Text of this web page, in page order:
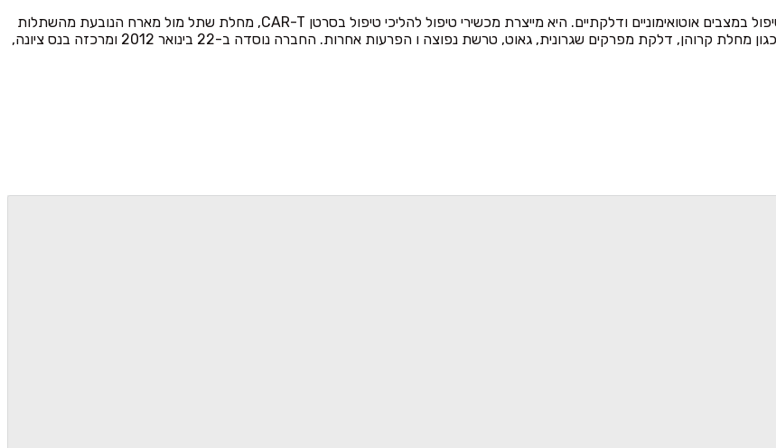
Enlivex Therapeutics Ltd מפתחת צינור תרופות אוטולוגיות ואלוגניות לטיפול במצבים אוטואימוניים ודלקתיים. היא מייצרת מכשירי טיפול להליכי טיפול בסרטן CAR-T, מחלת שתל מול מארח הנובעת מהשתלות
מח עצם, השתלות איברים מוצקים ומכלול של מצבים אוטואימוניים ודלקתיים, כגון מחלת קרוהן, דלקת מפרקים שגרונית, גאוט, טרשת נפוצה ו הפרעות אחרות. החברה נוסדה ב-22 בינואר 2012 ומרכזה בנס ציונה,